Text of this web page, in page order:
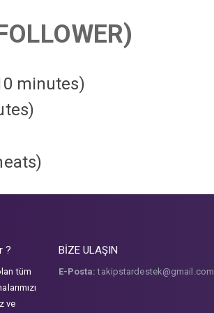
minutes)
)
?
tüm
ve
BİZE ULAŞIN
E-Posta: takipstardestek@gmail.com